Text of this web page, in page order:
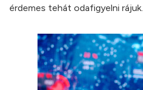
érdemes tehát odafigyelni rájuk.